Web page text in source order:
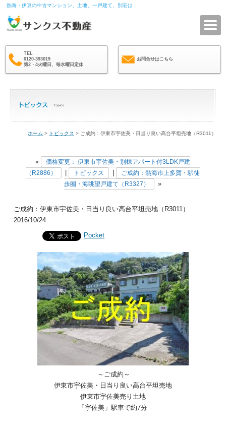
熱海・伊豆の中古マンション、土地、一戸建て、別荘は
TEL
0120-393019
第2・4火曜日、毎水曜日定休
お問合せはこちら
ホーム > トピックス > ご成約：伊東市宇佐美・日当り良い高台平坦売地（R3011）
«
価格変更： 伊東市宇佐美・別棟アパート付3LDK戸建
（R2886）
トピックス
ご成約：熱海市上多賀・駅徒
歩圏・海眺望戸建て（R3327）
»
ご成約：伊東市宇佐美・日当り良い高台平坦売地（R3011）
2016/10/24
Pocket
～ご成約～
伊東市宇佐美・日当り良い高台平坦売地
伊東市宇佐美売り土地
「宇佐美」駅車で約7分